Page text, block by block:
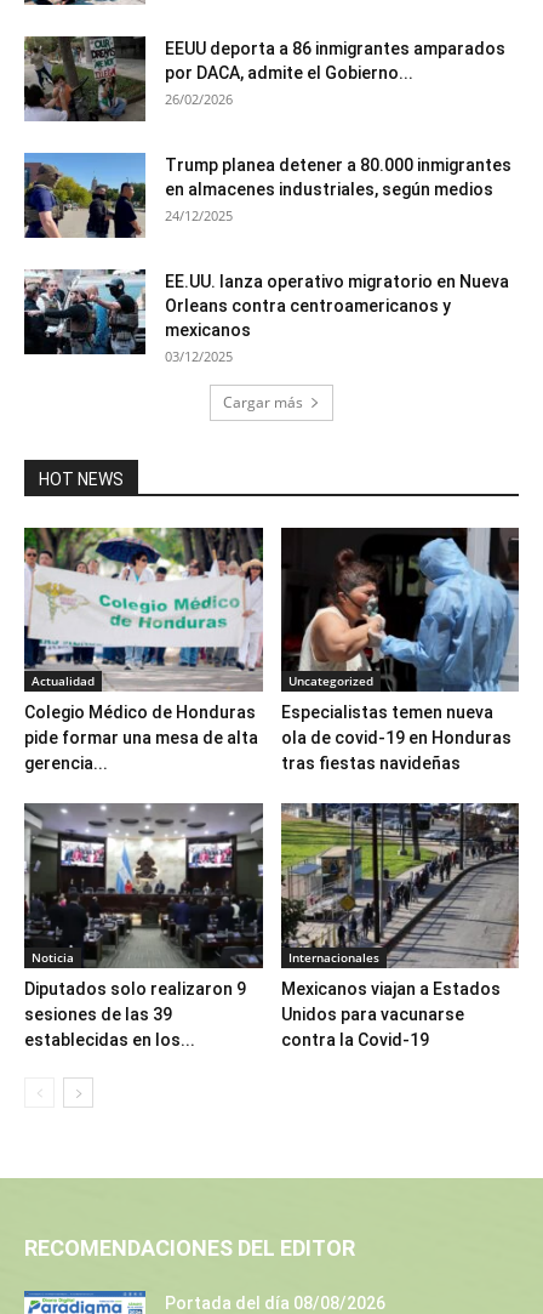
EEUU deporta a 86 inmigrantes amparados
por DACA, admite el Gobierno...
26/02/2026
Trump planea detener a 80.000 inmigrantes
en almacenes industriales, según medios
24/12/2025
EE.UU. lanza operativo migratorio en Nueva
Orleans contra centroamericanos y
mexicanos
03/12/2025
Cargar más
HOT NEWS
Actualidad
Colegio Médico de Honduras
pide formar una mesa de alta
gerencia...
Uncategorized
Especialistas temen nueva
ola de covid-19 en Honduras
tras fiestas navideñas
Noticia
Diputados solo realizaron 9
sesiones de las 39
establecidas en los...
Internacionales
Mexicanos viajan a Estados
Unidos para vacunarse
contra la Covid-19
RECOMENDACIONES DEL EDITOR
Portada del día 08/08/2026